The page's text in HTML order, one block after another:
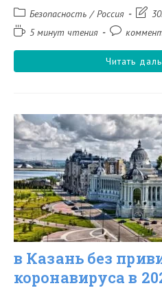
Рубрика
записи:
Безопасность / Россия
Запись
Время5 минут чтения
записи:
Читать
в Казань без
коронавируса в